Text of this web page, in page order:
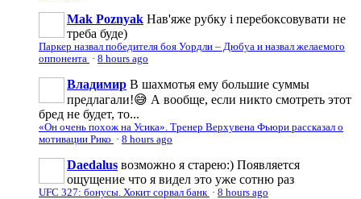
Mak Poznyak Нав'яже рубку і перебоксовувати не
треба буде)
Паркер назвал победителя боя Уордли – Дюбуа и назвал желаемого
оппонента · 8 hours ago
Владимир В шахмотья ему большие суммы
предлагали!😅 А вообще, если никто смотреть этот
бред не будет, то...
«Он очень похож на Усика». Тренер Верхувена Фьюри рассказал о
мотивации Рико · 8 hours ago
Daedalus возможно я старею:) Появляется
ощущение что я видел это уже сотню раз
UFC 327: бонусы. Хокит сорвал банк · 8 hours ago